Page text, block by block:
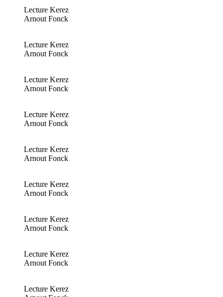
Lecture Kerez
Arnout Fonck
Lecture Kerez
Arnout Fonck
Lecture Kerez
Arnout Fonck
Lecture Kerez
Arnout Fonck
Lecture Kerez
Arnout Fonck
Lecture Kerez
Arnout Fonck
Lecture Kerez
Arnout Fonck
Lecture Kerez
Arnout Fonck
Lecture Kerez